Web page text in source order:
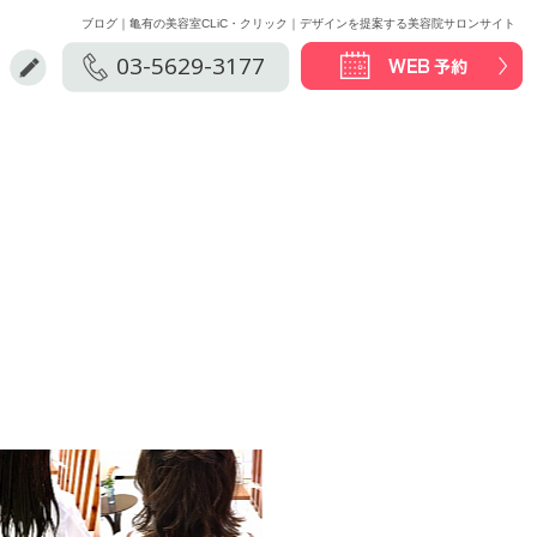
ブログ｜亀有の美容室CLiC・クリック｜デザインを提案する美容院サロンサイト
03-5629-3177